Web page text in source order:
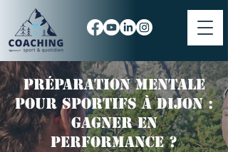
Préparation mentale
pour sportifs à Dijon :
gagner en
performance ?